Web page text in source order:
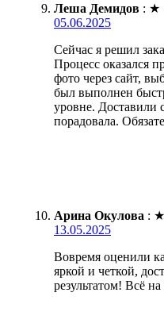
Леша Демидов : ★
05.06.2025
Сейчас я решил
Процесс оказался
фото через сайт,
был выполнен
уровне. Доставили
порадовала.
Арина Окулова : ★
13.05.2025
Вовремя оценили
яркой и четкой,
результатом! Всё